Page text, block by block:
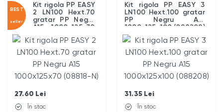
BEST
seller
Kit rigola PP EASY
2 LN100 Hext.70
gratar PP Negru
A15 1000x125x70
(08818-N)
27.60 Lei
În stoc
Kit rigola PP EASY 3
LN100 Hext.100 gratar
PP Negru A15
1000x125x100 (088208)
31.35 Lei
În stoc